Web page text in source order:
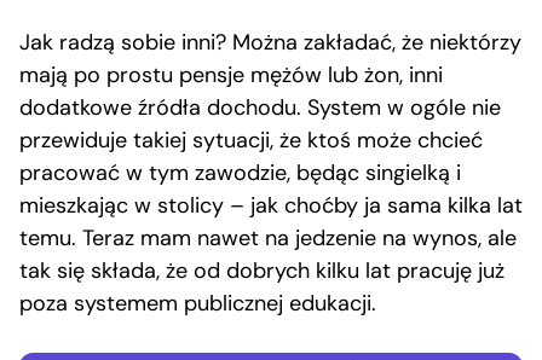
Jak radzą sobie inni? Można zakładać, że niektórzy
mają po prostu pensje mężów lub żon, inni
dodatkowe źródła dochodu. System w ogóle nie
przewiduje takiej sytuacji, że ktoś może chcieć
pracować w tym zawodzie, będąc singielką i
mieszkając w stolicy – jak choćby ja sama kilka lat
temu. Teraz mam nawet na jedzenie na wynos, ale
tak się składa, że od dobrych kilku lat pracuję już
poza systemem publicznej edukacji.